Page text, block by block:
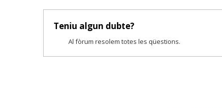
Teniu algun dubte?
Al fòrum resolem totes les qüestions.